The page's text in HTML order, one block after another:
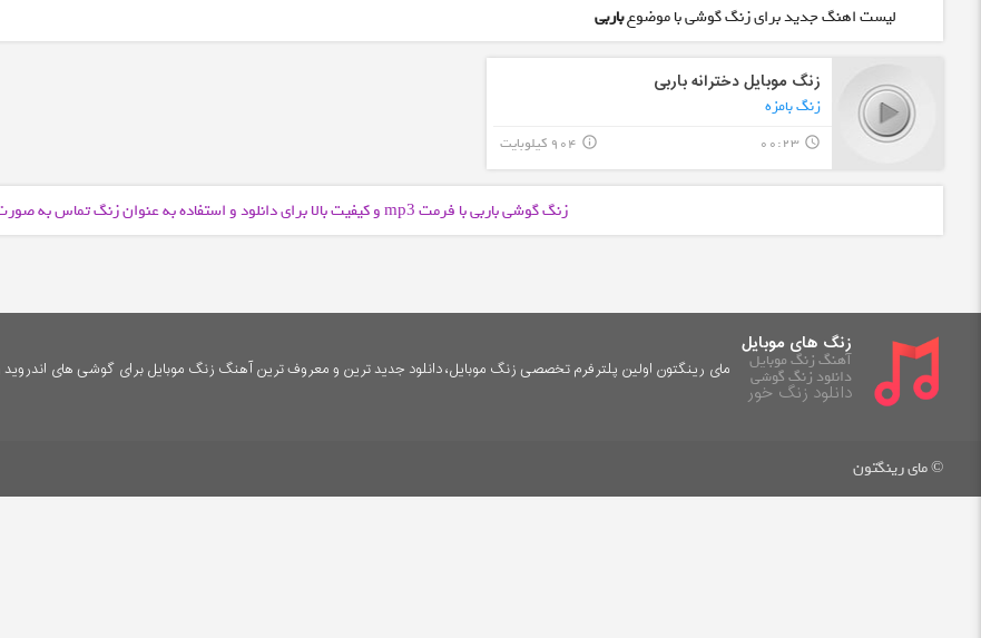
لیست اهنگ جدید برای زنگ گوشی با موضوعباربی
زنگ موبایل دخترانه باربی
زنگ بامزه
query_builder
00:23 904 کیلوبایت info_outline
زنگ گوشی باربی با فرمت mp3 و کیفیت بالا برای دانلود و استفاده به عنوان زنگ تماس به
زنگ های موبایل
آهنگ زنگ موبایل
دانلود زنگ گوشی
دانلود زنگ خور
مای رینگتون اولین پلترفرم تخصصی زنگ موبایل، دانلود جدید ترین و معروف ترین آهنگ زنگ موبایل برای گوشی های
© مای رینگتون